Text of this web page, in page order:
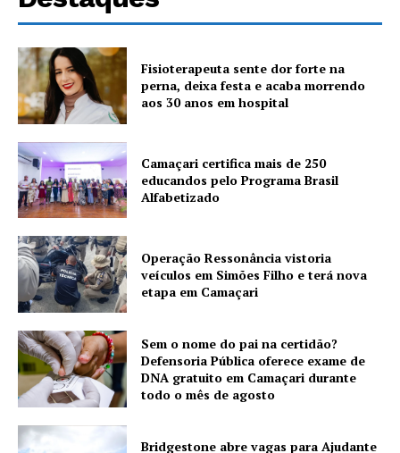
Fisioterapeuta sente dor forte na
perna, deixa festa e acaba morrendo
aos 30 anos em hospital
Camaçari certifica mais de 250
educandos pelo Programa Brasil
Alfabetizado
Operação Ressonância vistoria
veículos em Simões Filho e terá nova
etapa em Camaçari
Sem o nome do pai na certidão?
Defensoria Pública oferece exame de
DNA gratuito em Camaçari durante
todo o mês de agosto
Bridgestone abre vagas para Ajudante